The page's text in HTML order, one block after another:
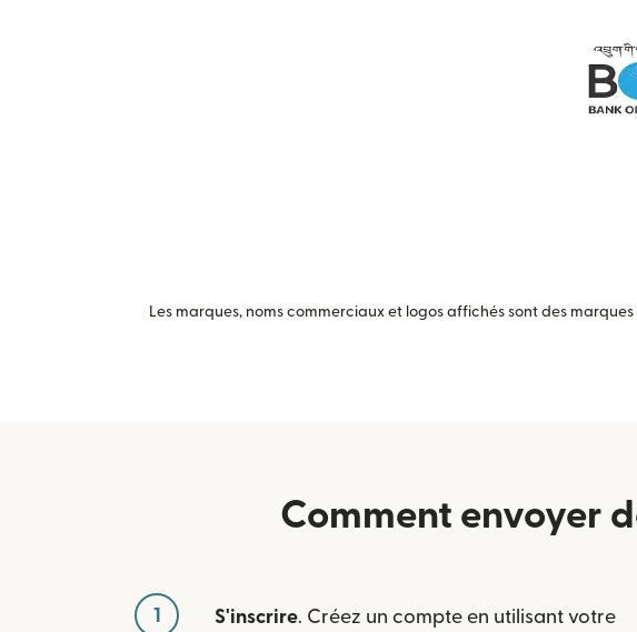
Les marques, noms commerciaux et logos affichés sont des
Comment envoyer
1 S'inscrire. Créez un compte en utilisant votre